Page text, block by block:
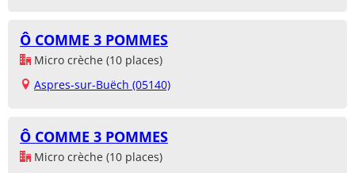
Ô COMME 3 POMMES
Micro crèche (10 places)
Aspres-sur-Buëch (05140)
Ô COMME 3 POMMES
Micro crèche (10 places)